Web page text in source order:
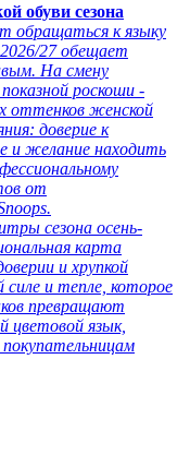
обуви сезона
обращаться к языку
27 обещает
На смену
роскоши -
оттенков женской
доверие к
и желание находить
от
сезона осень-
карта
и хрупкой
силе и тепле, которое
превращают
цветовой язык,